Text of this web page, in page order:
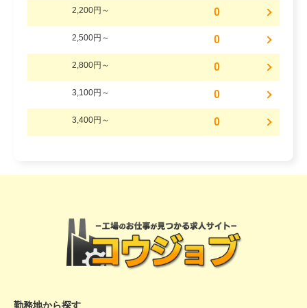
2,200円～ 0
2,500円～ 0
2,800円～ 0
3,100円～ 0
3,400円～ 0
勤務地から探す